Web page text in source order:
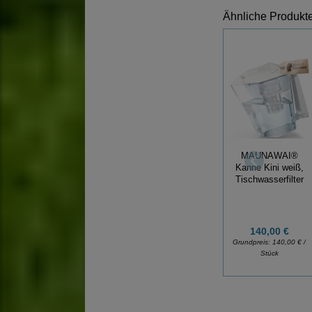
Ähnliche
MAUNAWAI®
Kanne Kini weiß,
Tischwasserfilter
140,00 €
Grundpreis: 140,00 € /
Stück